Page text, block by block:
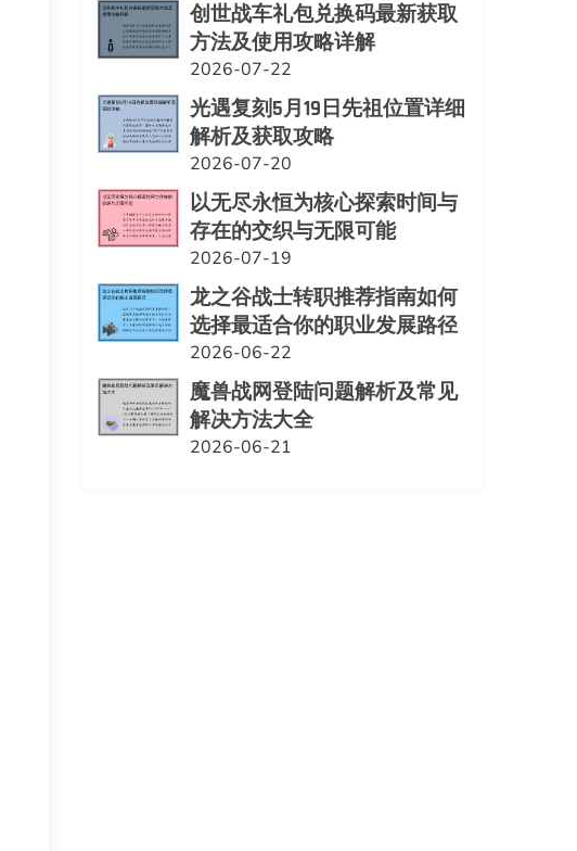
创世战车礼包兑换码最新获取
方法及使用攻略详解
2026-07-22
光遇复刻5月19日先祖位置详细
解析及获取攻略
2026-07-20
以无尽永恒为核心探索时间与
存在的交织与无限可能
2026-07-19
龙之谷战士转职推荐指南如何
选择最适合你的职业发展路径
2026-06-22
魔兽战网登陆问题解析及常见
解决方法大全
2026-06-21